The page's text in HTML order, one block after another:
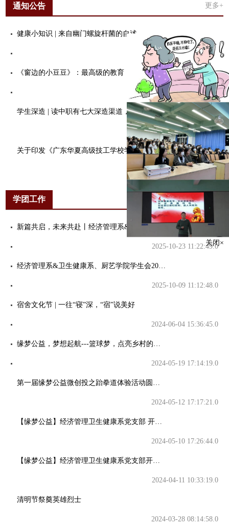
通知公告 更多+
健康小知识 | 来自幽门螺旋杆菌的自述
2022-07-11 09:34:44.0
《窗边的小豆豆》：最高级的教育，是唤醒孩子的内驱力
2022-06-19 09:54:06.0
学生深造 | 读中职有七大深造渠道，部分可直通本科
2022-04-05 10:06:03.0
关于印发《广东华夏高级技工学校学生考试违纪及作弊认定处理办法》的通知
2021-03-26 16:06:21.0
学团工作
2025-10-23 11:22:49.0
2025-10-09 11:12:48.0
宿舍文化节 | 一往“寝”深，“宿”说美好
2024-06-04 15:36:45.0
2024-05-19 17:14:19.0
2024-05-12 17:17:21.0
2024-05-10 17:26:44.0
2024-04-11 10:33:19.0
清明节祭奠英雄烈士
2024-03-28 08:14:58.0
关闭×